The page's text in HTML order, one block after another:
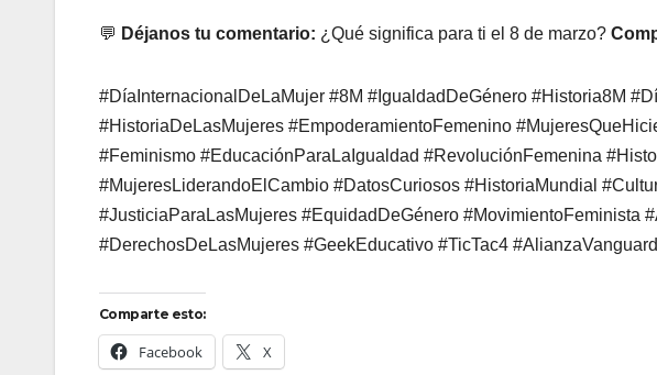
💬 Déjanos tu comentario: ¿Qué significa para ti el 8 de marzo?
#DíaInternacionalDeLaMujer #8M #IgualdadDeGénero #Historia8M
#HistoriaDeLasMujeres #EmpoderamientoFemenino
#Feminismo #EducaciónParaLaIgualdad #RevoluciónFemenina
#MujeresLiderandoElCambio #DatosCuriosos #HistoriaMundial
#JusticiaParaLasMujeres #EquidadDeGénero #MovimientoFeminista
#DerechosDeLasMujeres #GeekEducativo #TicTac4
Comparte esto:
Facebook X